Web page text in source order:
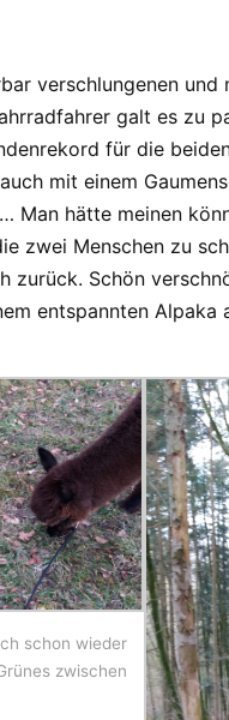
verschlungenen
galt es zu
für die
mit einem
Man hätte meinen
zwei Menschen zu
Schön
entspannten
schon wieder
zwischen